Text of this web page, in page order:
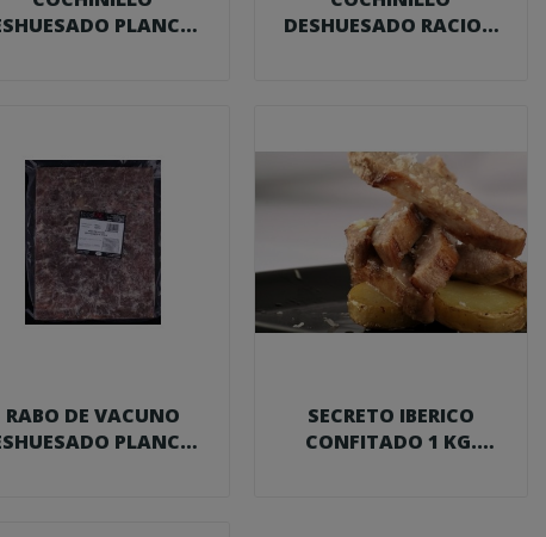
PLANCHA
DESHUESADO RACION
RABO DE VACUNO
PLANCHA
SECRETO IBERICO
CONFITADO 1 KG.